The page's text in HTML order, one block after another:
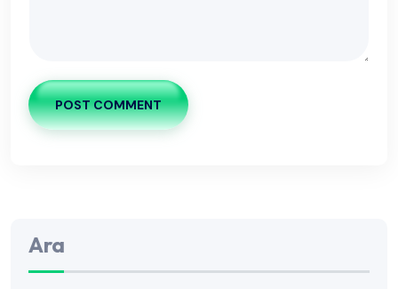
POST COMMENT
Ara